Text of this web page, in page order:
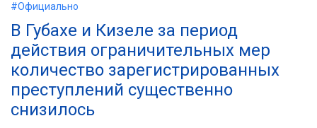
#Официально
В Губахе и Кизеле за период
действия ограничительных мер
количество зарегистрированных
преступлений существенно
снизилось